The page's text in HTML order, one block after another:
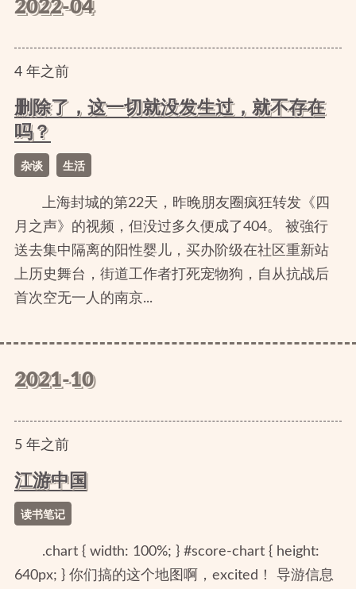
2022-04
4年之前
删除了，这一切就没发生过，就不存在
吗？
杂谈 生活
上海封城的第22天，昨晚朋友圈疯狂转发《四
月之声》的视频，但没过多久便成了404。 被強行
送去集中隔离的阳性婴儿，买办阶级在社区重新站
上历史舞台，街道工作者打死宠物狗，自从抗战后
首次空无一人的南京...
2021-10
5年之前
江游中国
读书笔记
.chart { width: 100%; } #score-chart { height:
640px; } 你们搞的这个地图啊，excited！ 导游信息